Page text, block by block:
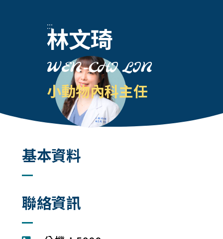
:::
林文琦
WEN-CHI LIN
小動物內科主任
基本資料
聯絡資訊